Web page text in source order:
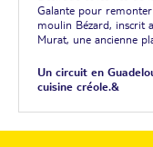
Galante pour
moulin Bézard, inscrit
Murat, une ancienne
Un circuit en
cuisine créole.&